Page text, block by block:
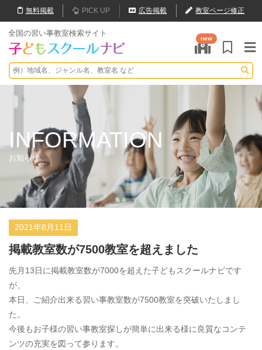
無料掲載 PICK UP 広告掲載 教室ページ修正
全国の習い事教室検索サイト
new
INFORMATION
お知らせ
2021年8月11日
掲載教室数が7500教室を超えました
先月13日に掲載教室数が7000を超えた子どもスクールナビです
が、
本日、ご紹介出来る習い事教室数が7500教室を突破いたしまし
た。
今後もお子様の習い事教室探しが簡単に出来る様に良質なコンテ
ンツの充実を図って参ります。